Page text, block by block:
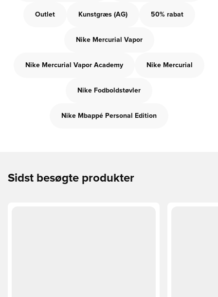
Outlet Kunstgræs (AG) 50% rabat
Nike Mercurial Vapor
Nike Mercurial Vapor Academy Nike Mercurial
Nike Fodboldstøvler
Nike Mbappé Personal Edition
Sidst besøgte produkter